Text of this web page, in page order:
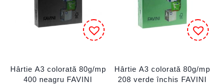
Hârtie A3 colorată 80g/mp
400 neagru FAVINI
Hârtie A3 colorată 80g/mp
208 verde închis FAVINI